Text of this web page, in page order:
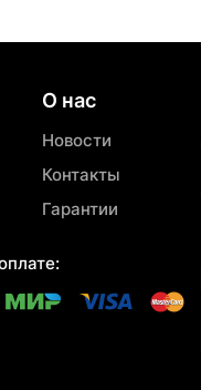
О нас
Новости
Контакты
Гарантии